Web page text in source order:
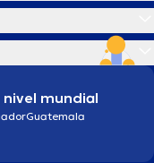
mundial
Guatemala